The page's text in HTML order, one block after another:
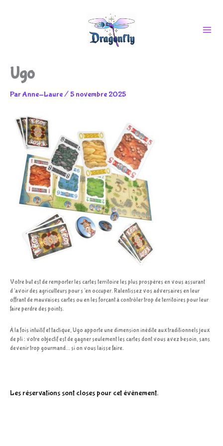
contenu
Ugo
ParAnne-Laure/ 5 novembre 2025
Votre but est de remporter les cartes territoire les plus prospères en vous assurant
d’avoir des agriculteurs pour s’en occuper. Ralentissez vos adversaires en leur
offrant de mauvaises cartes ou en les forçant à contrôler trop de territoires pour leur
faire perdre des points.
À la fois intuitif et tactique, Ugo apporte une dimension inédite aux traditionnels jeux
de pli : votre objectif est de gagner seulement les cartes dont vous avez besoin, sans
devenir trop gourmand… si on vous laisse faire.
Les réservations sont closes pour cet évènement.